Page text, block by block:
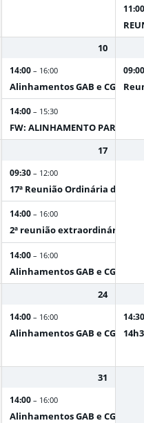
11:00
10
14:00 – 16:00
Alinhamentos GAB e CGAB
14:00 – 15:30
FW: ALINHAMENTO PARA
09:00
17
09:30 – 12:00
17ª Reunião Ordinária da CTAJ
14:00 – 16:00
2ª reunião extraordinária da
14:00 – 16:00
Alinhamentos GAB e CGAB
24
14:00 – 16:00
Alinhamentos GAB e CGAB
14:30
31
14:00 – 16:00
Alinhamentos GAB e CGAB